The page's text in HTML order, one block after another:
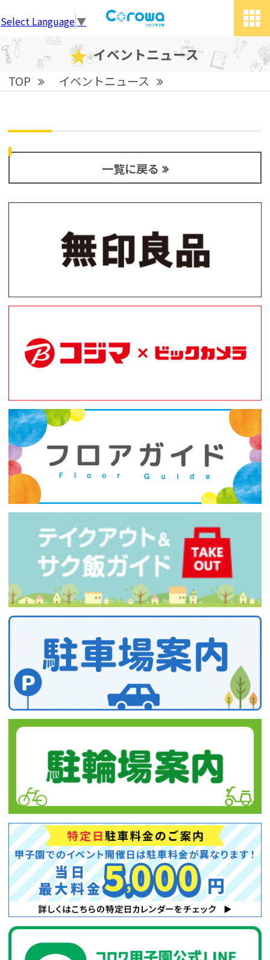
Select Language▼
grid
イベントニュース
TOP イベントニュース
一覧に戻る